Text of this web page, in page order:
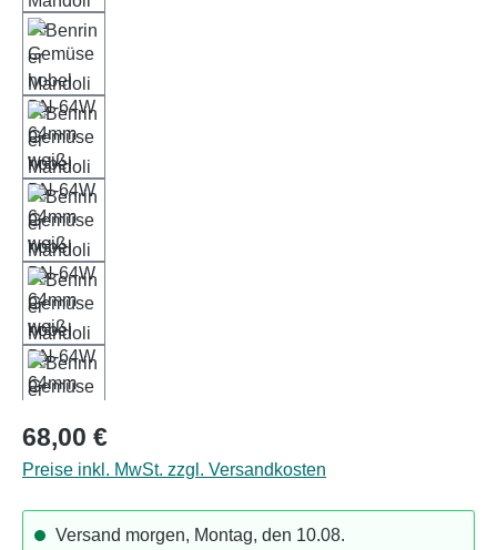
Regulärer Preis:
68,00 €
Preise inkl. MwSt. zzgl. Versandkosten
Versand morgen, Montag, den 10.08.